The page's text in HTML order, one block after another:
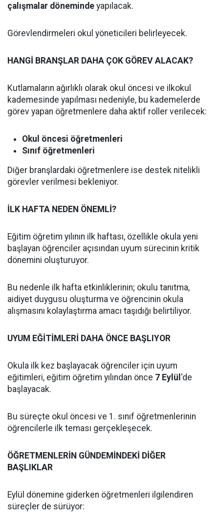
çalışmalar döneminde yapılacak.
Görevlendirmeleri okul yöneticileri belirleyecek.
HANGİ BRANŞLAR DAHA ÇOK GÖREV ALACAK?
Kutlamaların ağırlıklı olarak okul öncesi ve ilkokul
kademesinde yapılması nedeniyle, bu kademelerde
görev yapan öğretmenlere daha aktif roller verilecek:
Okul öncesi öğretmenleri
Sınıf öğretmenleri
Diğer branşlardaki öğretmenlere ise destek nitelikli
görevler verilmesi bekleniyor.
İLK HAFTA NEDEN ÖNEMLİ?
Eğitim öğretim yılının ilk haftası, özellikle okula yeni
başlayan öğrenciler açısından uyum sürecinin kritik
dönemini oluşturuyor.
Bu nedenle ilk hafta etkinliklerinin; okulu tanıtma,
aidiyet duygusu oluşturma ve öğrencinin okula
alışmasını kolaylaştırma amacı taşıdığı belirtiliyor.
UYUM EĞİTİMLERİ DAHA ÖNCE BAŞLIYOR
Okula ilk kez başlayacak öğrenciler için uyum
eğitimleri, eğitim öğretim yılından önce 7 Eylül 'de
başlayacak.
Bu süreçte okul öncesi ve 1. sınıf öğretmenlerinin
öğrencilerle ilk teması gerçekleşecek.
ÖĞRETMENLERİN GÜNDEMİNDEKİ DİĞER
BAŞLIKLAR
Eylül dönemine giderken öğretmenleri ilgilendiren
süreçler de sürüyor: